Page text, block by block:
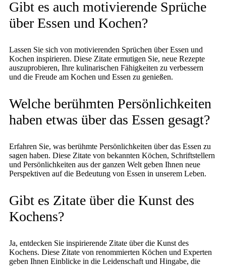
Gibt es auch motivierende Sprüche
über Essen und Kochen?
Lassen Sie sich von motivierenden Sprüchen über Essen und
Kochen inspirieren. Diese Zitate ermutigen Sie, neue Rezepte
auszuprobieren, Ihre kulinarischen Fähigkeiten zu verbessern
und die Freude am Kochen und Essen zu genießen.
Welche berühmten Persönlichkeiten
haben etwas über das Essen gesagt?
Erfahren Sie, was berühmte Persönlichkeiten über das Essen zu
sagen haben. Diese Zitate von bekannten Köchen, Schriftstellern
und Persönlichkeiten aus der ganzen Welt geben Ihnen neue
Perspektiven auf die Bedeutung von Essen in unserem Leben.
Gibt es Zitate über die Kunst des
Kochens?
Ja, entdecken Sie inspirierende Zitate über die Kunst des
Kochens. Diese Zitate von renommierten Köchen und Experten
geben Ihnen Einblicke in die Leidenschaft und Hingabe, die